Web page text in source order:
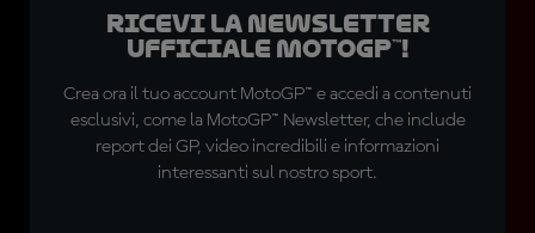
Ricevi la newsletter
ufficiale MotoGP™!
Crea ora il tuo account MotoGP™ e accedi a contenuti
esclusivi, come la MotoGP™ Newsletter, che include
report dei GP, video incredibili e informazioni
interessanti sul nostro sport.